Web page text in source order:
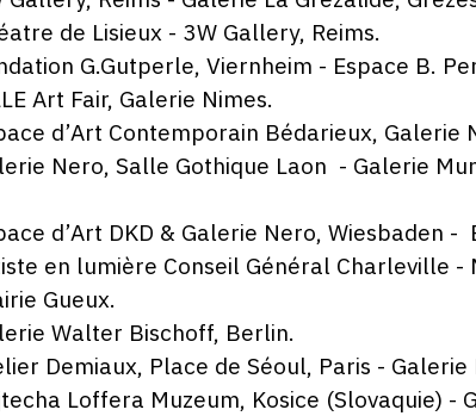
de Lisieux - 3W Gallery, Reims.
G.Gutperle, Viernheim - Espace B.
Art Fair, Galerie Nimes.
d’Art Contemporain Bédarieux, Galerie
Nero, Salle Gothique Laon - Galerie
d’Art DKD & Galerie Nero, Wiesbaden
en lumière Conseil Général Charleville
Gueux.
Walter Bischoff, Berlin.
Demiaux, Place de Séoul, Paris - Galerie
Loffera Muzeum, Kosice (Slovaquie) -